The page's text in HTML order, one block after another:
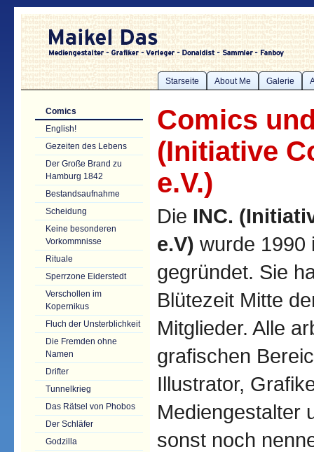
Starseite About Me Galerie
Comics
English!
Gezeiten des Lebens
Der Große Brand zu
Hamburg 1842
Bestandsaufnahme
Scheidung
Keine besonderen
Vorkommnisse
Rituale
Sperrzone Eiderstedt
Verschollen im
Kopernikus
Fluch der Unsterblichkeit
Die Fremden ohne
Namen
Drifter
Tunnelkrieg
Das Rätsel von Phobos
Der Schläfer
Godzilla
Comics
(Initiative
e.V.)
Die INC.
e.V) wurde 1990
gegründet. Sie
Blütezeit Mitte
Mitglieder. Alle
grafischen
Illustrator,
Mediengestalter
sonst noch